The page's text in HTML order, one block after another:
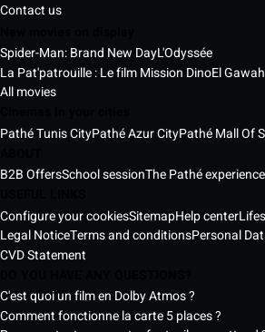
Contact us
Spider-Man: Brand New DayL'Odyssée
La Pat'patrouille : Le film Mission Dino
All movies
Pathé Tunis CityPathé Azur CityPathé Mall Of
B2B OffersSchool sessionThe Pathé experience
Configure your cookiesSitemapHelp center
Legal NoticeTerms and conditionsPersonal
CVD Statement
C'est quoi un film en Dolby Atmos ?
Comment fonctionne la carte 5 places ?